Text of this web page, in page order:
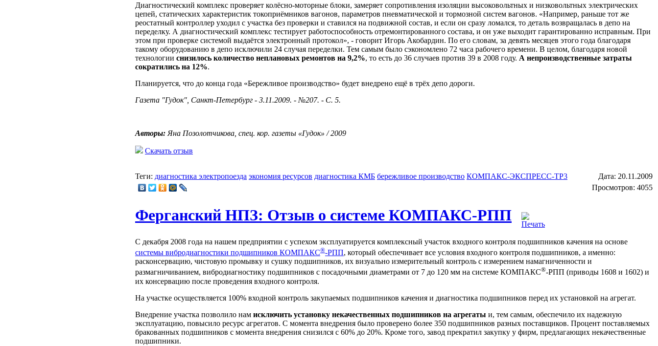
Диагностический комплекс проверяет колёсно-моторные блоки, замеряет сопротивления изоляции высоковольтных и низковольтных электрических
цепей, статических характеристик токоприёмников вагонов, параметров пневматической и тормозной систем вагонов. «Например, раньше тот же
реостатный контроллер уходил с участка без проверки и ставился на подвижной состав, и если он сразу ломался, то деталь возвращалась в депо на
переделку. А диагностический комплекс тестирует работоспособность отремонтированного состава, и он уже выходит гарантированно исправным. При
этом при проверке системой выдаётся электронный протокол», - говорит Игорь Акобардин. По его словам, за девять месяцев этого года благодаря
такому оборудованию в депо исключили 24 случая переделки. Тем самым было сэкономлено 72 часа рабочего времени. В целом, благодаря новой
технологии снизилось количество неплановых ремонтов на 9,2%, то есть до 36 случаев против 39 в 2008 году. А непроизводственные затраты
сократились на 12%.
Планируется, что до конца года «Бережливое производство» будет внедрено ещё в трёх депо дороги.
Газета "Гудок", Санкт-Петербург - 3.11.2009. - №207. - С. 5.
Авторы: Яна Позолотчикова, спец. кор. газеты «Гудок» / 2009
Скачать отзыв
Теги: диагностика электропоезда экономия ресурсов диагностика КМБ бережливое производство КОМПАКС-ЭКСПРЕСС-ТР3 Дата: 20.11.2009
Просмотров: 4055
Ферганский НПЗ: Отзыв о системе КОМПАКС-РПП
С декабря 2008 года на нашем предприятии с успехом эксплуатируется комплексный участок входного контроля подшипников качения на основе
системы вибродиагностики подшипников КОМПАКС®-РПП, который обеспечивает все условия входного контроля подшипников, а именно:
расконсервацию, чистовую промывку и сушку подшипников, их визуально измерительный контроль с измерением намагниченности и
размагничиванием, вибродиагностику подшипников с посадочными диаметрами от 7 до 120 мм на системе КОМПАКС®-РПП (приводы 1608 и 1602) и
их консервацию после проведения входного контроля.
На участке осуществляется 100% входной контроль закупаемых подшипников качения и диагностика подшипников перед их установкой на агрегат.
Внедрение участка позволило нам исключить установку некачественных подшипников на агрегаты и, тем самым, обеспечило их надежную
эксплуатацию, повысило ресурс агрегатов. С момента внедрения было проверено более 350 подшипников разных поставщиков. Процент поставляемых
бракованных подшипников с момента внедрения снизился с 60% до 20%. Кроме того, завод прекратил закупку у фирм, предлагающих некачественные
подшипники.